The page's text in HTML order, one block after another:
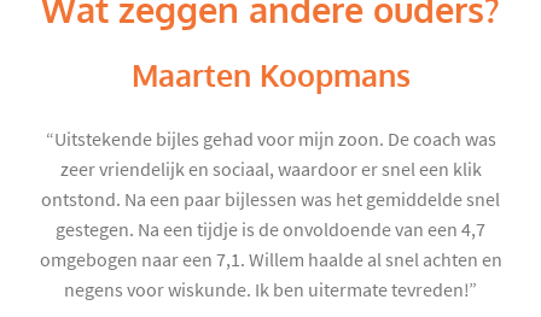
Wat zeggen andere ouders?
Maarten Koopmans
“Uitstekende bijles gehad voor mijn zoon. De coach was
zeer vriendelijk en sociaal, waardoor er snel een klik
ontstond. Na een paar bijlessen was het gemiddelde snel
gestegen. Na een tijdje is de onvoldoende van een 4,7
omgebogen naar een 7,1. Willem haalde al snel achten en
negens voor wiskunde. Ik ben uitermate tevreden!”